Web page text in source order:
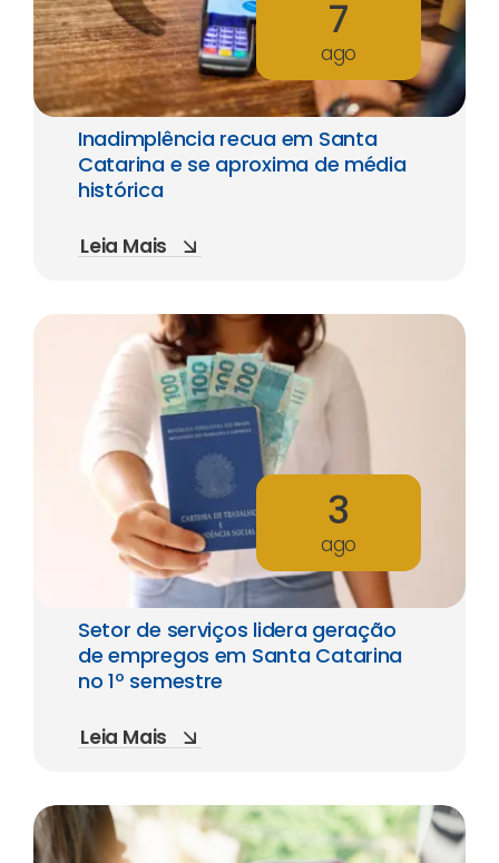
7
ago
Inadimplência recua em Santa
Catarina e se aproxima de média
histórica
Leia Mais
3
ago
Setor de serviços lidera geração
de empregos em Santa Catarina
no 1º semestre
Leia Mais